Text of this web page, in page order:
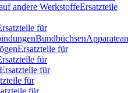
andere WerkstoffeErsatzteile
für
Bundbüchsen
Ersatzteile für
für
Ersatzteile für
für
für